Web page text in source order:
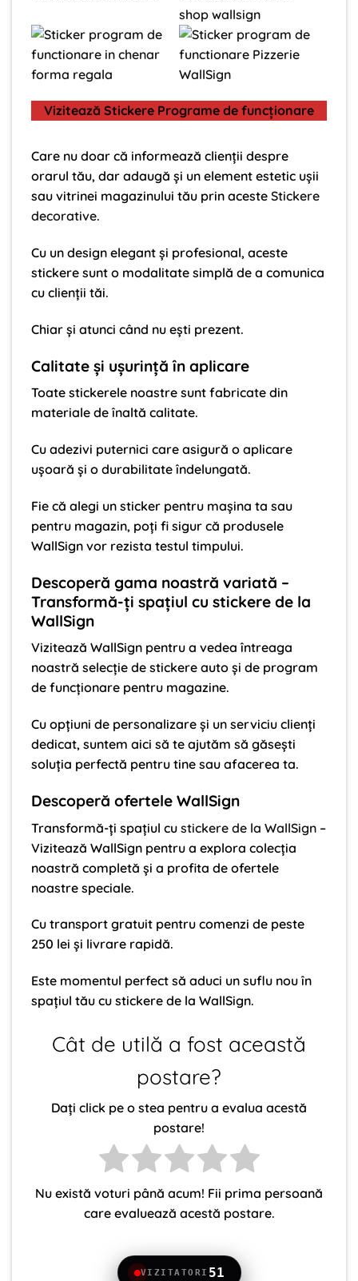
Vizitează Stickere Programe de funcționare
Care nu doar că informează clienții despre
orarul tău, dar adaugă și un element estetic ușii
sau vitrinei magazinului tău prin aceste Stickere
decorative.
Cu un design elegant și profesional, aceste
stickere sunt o modalitate simplă de a comunica
cu clienții tăi.
Chiar și atunci când nu ești prezent.
Calitate și ușurință în aplicare
Toate stickerele noastre sunt fabricate din
materiale de înaltă calitate.
Cu adezivi puternici care asigură o aplicare
ușoară și o durabilitate îndelungată.
Fie că alegi un sticker pentru mașina ta sau
pentru magazin, poți fi sigur că produsele
WallSign vor rezista testul timpului.
Descoperă gama noastră variată –
Transformă-ți spațiul cu stickere de la
WallSign
Vizitează WallSign pentru a vedea întreaga
noastră selecție de stickere auto și de program
de funcționare pentru magazine.
Cu opțiuni de personalizare și un serviciu clienți
dedicat, suntem aici să te ajutăm să găsești
soluția perfectă pentru tine sau afacerea ta.
Descoperă ofertele WallSign
Transformă-ți spațiul cu stickere de la WallSign –
Vizitează WallSign pentru a explora colecția
noastră completă și a profita de ofertele
noastre speciale.
Cu transport gratuit pentru comenzi de peste
250 lei și livrare rapidă.
Este momentul perfect să aduci un suflu nou în
spațiul tău cu stickere de la WallSign.
Cât de utilă a fost această
postare?
Dați click pe o stea pentru a evalua acestă
postare!
Nu există voturi până acum! Fii prima persoană
care evaluează acestă postare.
VIZITATORI 51